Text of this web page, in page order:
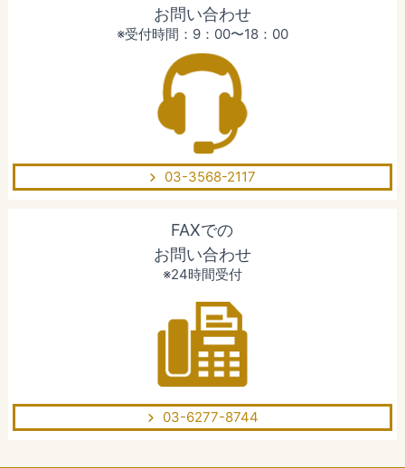
お問い合わせ
※受付時間：9：00〜18：00
03-3568-2117
FAXでの
お問い合わせ
※24時間受付
03-6277-8744